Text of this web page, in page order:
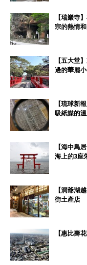
【瑞巖寺
宗的熱情
【五大堂
邊的華麗
【琉球新
吸紙媒的
【海中鳥
海上的3座
【洞爺湖
街土產店
【惠比壽